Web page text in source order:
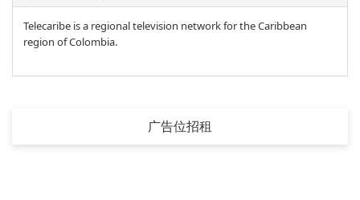
Telecaribe is a regional television network for the Caribbean
region of Colombia.
广告位招租